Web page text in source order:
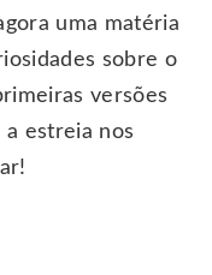
uma matéria
sobre o
versões
a estreia nos